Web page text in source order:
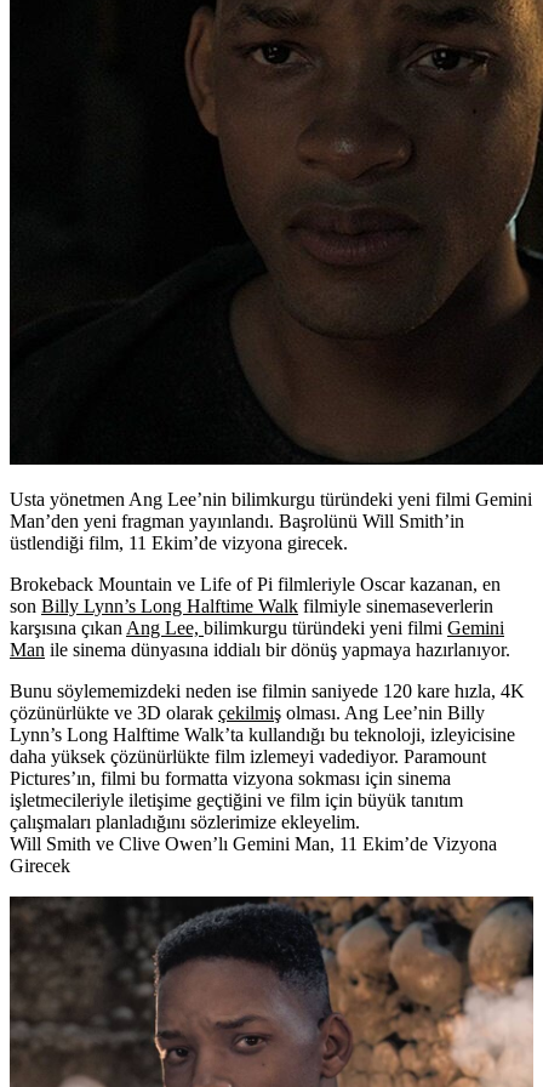
Usta yönetmen Ang Lee’nin bilimkurgu türündeki yeni filmi Gemini
Man’den yeni fragman yayınlandı. Başrolünü Will Smith’in
üstlendiği film, 11 Ekim’de vizyona girecek.
Brokeback Mountain ve Life of Pi filmleriyle Oscar kazanan, en
son Billy Lynn’s Long Halftime Walk filmiyle sinemaseverlerin
karşısına çıkan Ang Lee, bilimkurgu türündeki yeni filmi Gemini
Man ile sinema dünyasına iddialı bir dönüş yapmaya hazırlanıyor.
Bunu söylememizdeki neden ise filmin saniyede 120 kare hızla, 4K
çözünürlükte ve 3D olarak çekilmiş olması. Ang Lee’nin Billy
Lynn’s Long Halftime Walk’ta kullandığı bu teknoloji, izleyicisine
daha yüksek çözünürlükte film izlemeyi vadediyor. Paramount
Pictures’ın, filmi bu formatta vizyona sokması için sinema
işletmecileriyle iletişime geçtiğini ve film için büyük tanıtım
çalışmaları planladığını sözlerimize ekleyelim.
Will Smith ve Clive Owen’lı Gemini Man, 11 Ekim’de Vizyona
Girecek